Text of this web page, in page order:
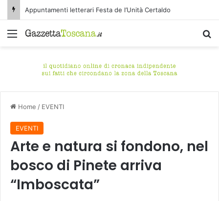
Appuntamenti letterari Festa de l’Unità Certaldo
Menu
Home / EVENTI
EVENTI
Arte e natura si fondono, nel
bosco di Pinete arriva
“Imboscata”